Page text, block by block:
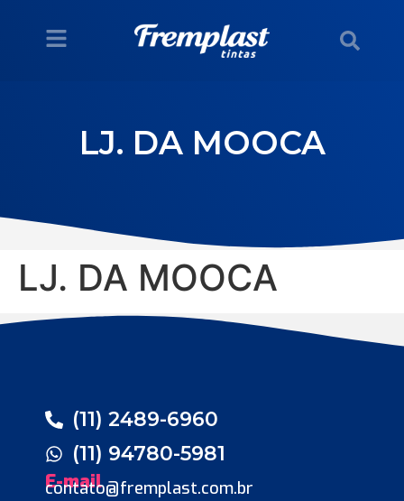
LJ. DA MOOCA
LJ. DA MOOCA
(11) 2489-6960
(11) 94780-5981
E-mail
contato@fremplast.com.br